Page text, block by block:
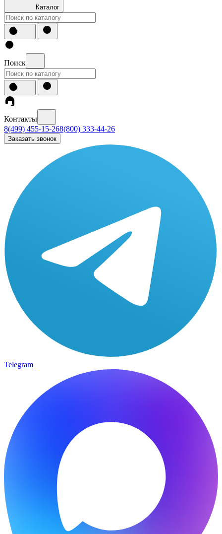
Каталог
Поиск
Контакты
8(499) 455-15-268(800) 333-44-26
Заказать звонок
Telegram